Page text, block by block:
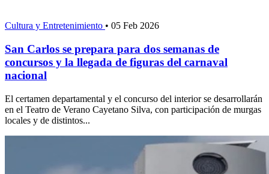
Cultura y Entretenimiento • 05 Feb 2026
San Carlos se prepara para dos semanas de
concursos y la llegada de figuras del carnaval
nacional
El certamen departamental y el concurso del interior se desarrollarán
en el Teatro de Verano Cayetano Silva, con participación de murgas
locales y de distintos...